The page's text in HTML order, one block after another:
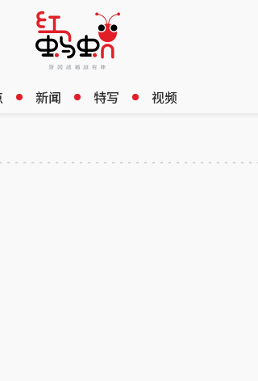
新闻 特写 视频